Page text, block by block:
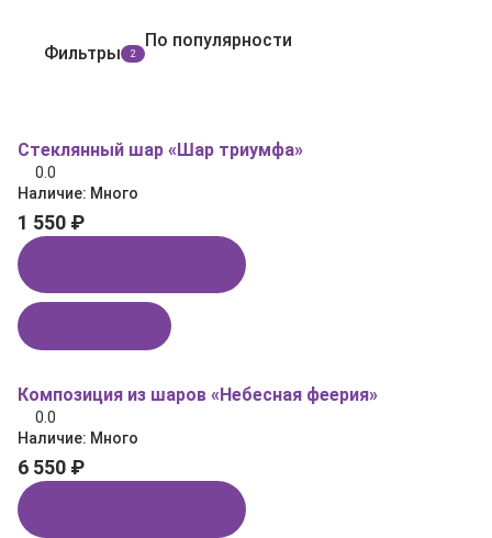
Фильтры 2
По популярности
Стеклянный шар «Шар триумфа»
0.0
Наличие: Много
1 550 ₽
Композиция из шаров «Небесная феерия»
0.0
Наличие: Много
6 550 ₽